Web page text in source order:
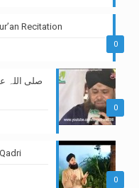
0
Recitation
0
0